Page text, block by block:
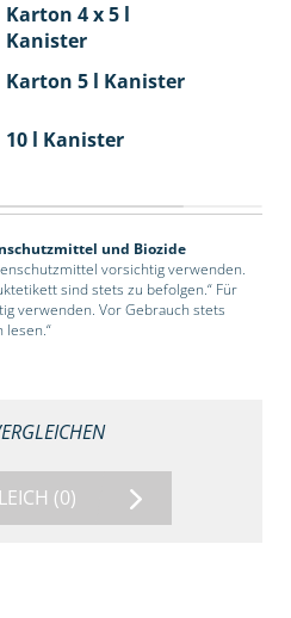
Karton 4 x 5 l
Kanister
Karton 5 l Kanister
10 l Kanister
und Biozide
vorsichtig verwenden.
sind stets zu befolgen.“ Für
verwenden. Vor Gebrauch stets
(0)